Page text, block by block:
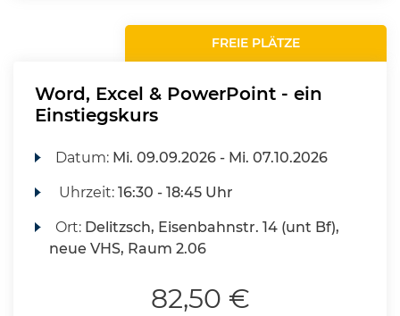
FREIE PLÄTZE
Word, Excel & PowerPoint - ein
Einstiegskurs
Datum: Mi. 09.09.2026 - Mi. 07.10.2026
Uhrzeit:16:30 - 18:45 Uhr
Ort: Delitzsch, Eisenbahnstr. 14 (unt Bf),
neue VHS, Raum 2.06
82,50 €